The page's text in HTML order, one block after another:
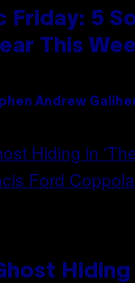
Friday: 5
This
Andrew
Hiding